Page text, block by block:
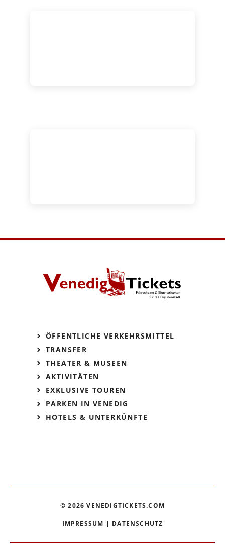
ÖFFENTLICHE VERKEHRSMITTEL
TRANSFER
THEATER & MUSEEN
AKTIVITÄTEN
EXKLUSIVE TOUREN
PARKEN IN VENEDIG
HOTELS & UNTERKÜNFTE
© 2026 VENEDIGTICKETS.COM
IMPRESSUM | DATENSCHUTZ